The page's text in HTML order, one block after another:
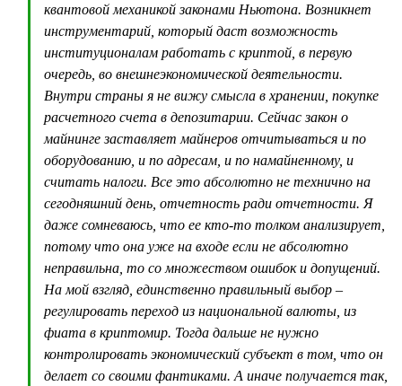
квантовой механикой законами Ньютона. Возникнет
инструментарий, который даст возможность
институционалам работать с криптой, в первую
очередь, во внешнеэкономической деятельности.
Внутри страны я не вижу смысла в хранении, покупке
расчетного счета в депозитарии. Сейчас закон о
майнинге заставляет майнеров отчитываться и по
оборудованию, и по адресам, и по намайненному, и
считать налоги. Все это абсолютно не технично на
сегодняшний день, отчетность ради отчетности. Я
даже сомневаюсь, что ее кто-то толком анализирует,
потому что она уже на входе если не абсолютно
неправильна, то со множеством ошибок и допущений.
На мой взгляд, единственно правильный выбор –
регулировать переход из национальной валюты, из
фиата в криптомир. Тогда дальше не нужно
контролировать экономический субъект в том, что он
делает со своими фантиками. А иначе получается так,